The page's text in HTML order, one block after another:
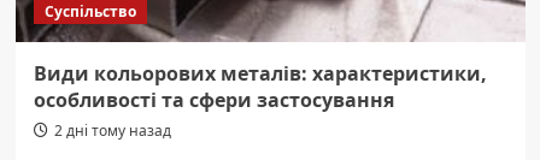
Суспільство
Види кольорових металів: характеристики,
особливості та сфери застосування
2 дні тому назад